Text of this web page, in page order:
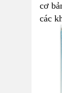
cơ
các